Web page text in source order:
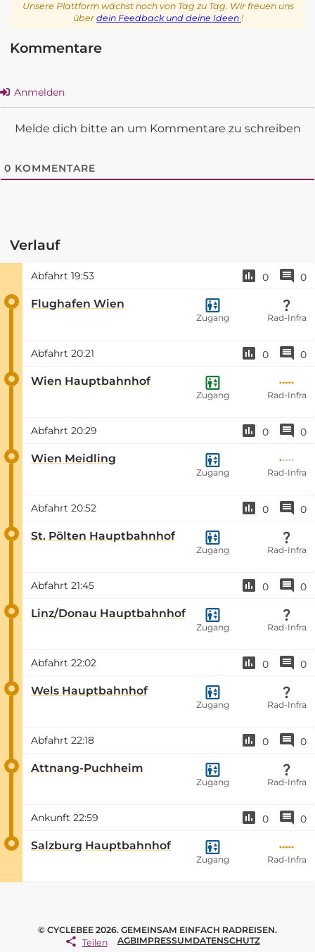
Unsere Plattform wächst noch von Tag zu Tag. Wir freuen uns
überdein Feedback und deine Ideen !
Kommentare
Anmelden
Melde dich bitte an um Kommentare zu schreiben
0 KOMMENTARE
Verlauf
Abfahrt 19:53 0 0
Flughafen Wien
Zugang Rad-Infra
Abfahrt 20:21 0 0
Wien Hauptbahnhof
Zugang Rad-Infra
Abfahrt 20:29 0 0
Wien Meidling
Zugang Rad-Infra
Abfahrt 20:52 0 0
St. Pölten Hauptbahnhof
Zugang Rad-Infra
Abfahrt 21:45 0 0
Linz/Donau Hauptbahnhof
Zugang Rad-Infra
Abfahrt 22:02 0 0
Wels Hauptbahnhof
Zugang Rad-Infra
Abfahrt 22:18 0 0
Attnang-Puchheim
Zugang Rad-Infra
Ankunft 22:59 0 0
Salzburg Hauptbahnhof
Zugang Rad-Infra
© CYCLEBEE 2026. GEMEINSAM EINFACH RADREISEN.
Teilen
AGBIMPRESSUMDATENSCHUTZ